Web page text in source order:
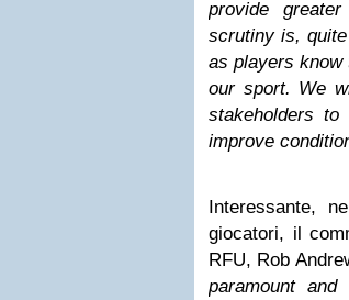
provide
scrutiny is,
as players know
our sport. We
stakeholders
improve
Interessante,
giocatori, il
RFU, Rob
paramount